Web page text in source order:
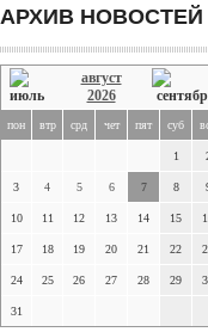
АРХИВ НОВОСТЕЙ
август
2026
пон втр срд чет пят суб
1
3 4 5 6 7 8
10 11 12 13 14 15
17 18 19 20 21 22
24 25 26 27 28 29
31